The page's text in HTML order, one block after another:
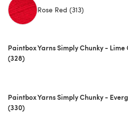
Rose Red (313)
Paintbox Yarns Simply Chunky - Lime
(328)
Paintbox Yarns Simply Chunky -
(330)